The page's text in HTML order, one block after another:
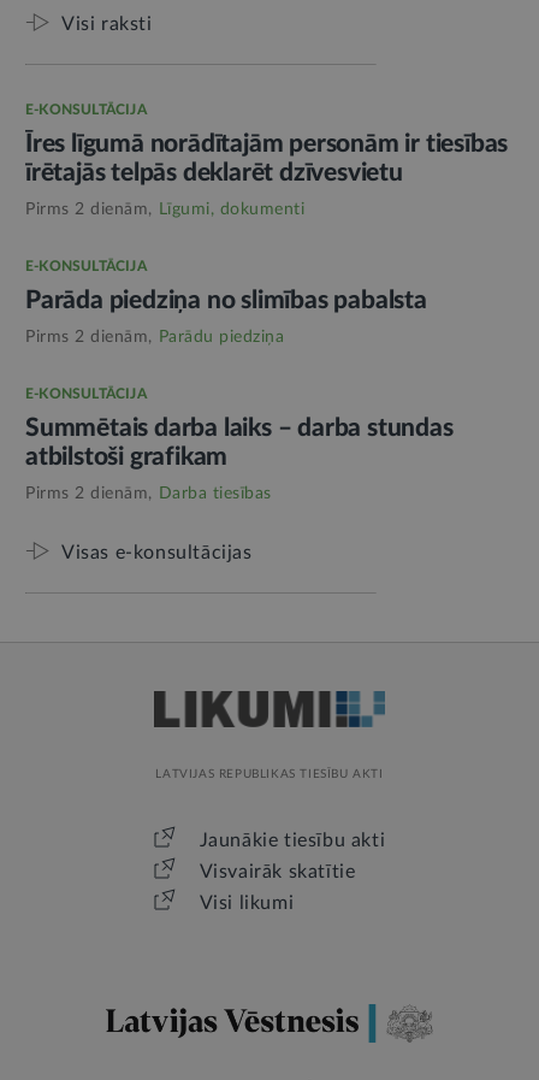
Visi raksti
E-KONSULTĀCIJA
Īres līgumā norādītajām personām ir tiesības
īrētajās telpās deklarēt dzīvesvietu
Pirms 2 dienām, Līgumi, dokumenti
E-KONSULTĀCIJA
Parāda piedziņa no slimības pabalsta
Pirms 2 dienām, Parādu piedziņa
E-KONSULTĀCIJA
Summētais darba laiks – darba stundas
atbilstoši grafikam
Pirms 2 dienām, Darba tiesības
Visas e-konsultācijas
LATVIJAS REPUBLIKAS TIESĪBU AKTI
Jaunākie tiesību akti
Visvairāk skatītie
Visi likumi